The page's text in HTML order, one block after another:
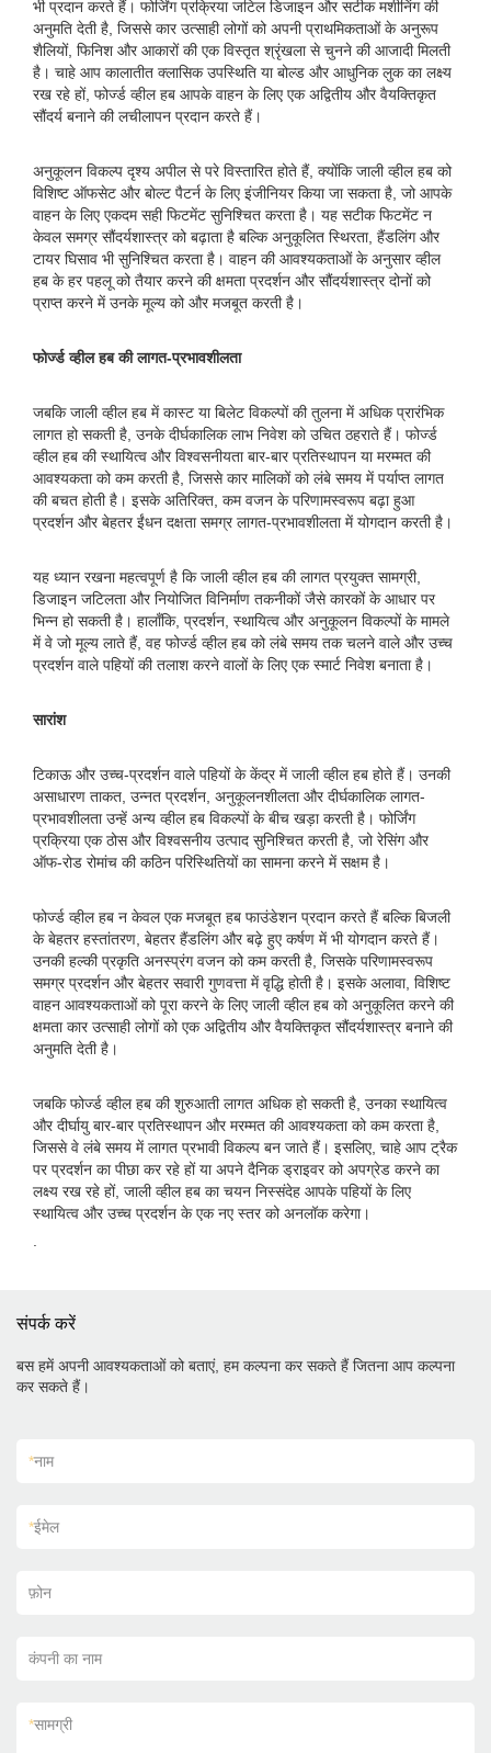
भी प्रदान करते हैं। फोर्जिंग प्रक्रिया जटिल डिजाइन और सटीक मशीनिंग की
अनुमति देती है, जिससे कार उत्साही लोगों को अपनी प्राथमिकताओं के अनुरूप
शैलियों, फिनिश और आकारों की एक विस्तृत श्रृंखला से चुनने की आजादी मिलती
है। चाहे आप कालातीत क्लासिक उपस्थिति या बोल्ड और आधुनिक लुक का लक्ष्य
रख रहे हों, फोर्ज्ड व्हील हब आपके वाहन के लिए एक अद्वितीय और वैयक्तिकृत
सौंदर्य बनाने की लचीलापन प्रदान करते हैं।
अनुकूलन विकल्प दृश्य अपील से परे विस्तारित होते हैं, क्योंकि जाली व्हील हब को
विशिष्ट ऑफसेट और बोल्ट पैटर्न के लिए इंजीनियर किया जा सकता है, जो आपके
वाहन के लिए एकदम सही फिटमेंट सुनिश्चित करता है। यह सटीक फिटमेंट न
केवल समग्र सौंदर्यशास्त्र को बढ़ाता है बल्कि अनुकूलित स्थिरता, हैंडलिंग और
टायर घिसाव भी सुनिश्चित करता है। वाहन की आवश्यकताओं के अनुसार व्हील
हब के हर पहलू को तैयार करने की क्षमता प्रदर्शन और सौंदर्यशास्त्र दोनों को
प्राप्त करने में उनके मूल्य को और मजबूत करती है।
फोर्ज्ड व्हील हब की लागत-प्रभावशीलता
जबकि जाली व्हील हब में कास्ट या बिलेट विकल्पों की तुलना में अधिक प्रारंभिक
लागत हो सकती है, उनके दीर्घकालिक लाभ निवेश को उचित ठहराते हैं। फोर्ज्ड
व्हील हब की स्थायित्व और विश्वसनीयता बार-बार प्रतिस्थापन या मरम्मत की
आवश्यकता को कम करती है, जिससे कार मालिकों को लंबे समय में पर्याप्त लागत
की बचत होती है। इसके अतिरिक्त, कम वजन के परिणामस्वरूप बढ़ा हुआ
प्रदर्शन और बेहतर ईंधन दक्षता समग्र लागत-प्रभावशीलता में योगदान करती है।
यह ध्यान रखना महत्वपूर्ण है कि जाली व्हील हब की लागत प्रयुक्त सामग्री,
डिजाइन जटिलता और नियोजित विनिर्माण तकनीकों जैसे कारकों के आधार पर
भिन्न हो सकती है। हालाँकि, प्रदर्शन, स्थायित्व और अनुकूलन विकल्पों के मामले
में वे जो मूल्य लाते हैं, वह फोर्ज्ड व्हील हब को लंबे समय तक चलने वाले और उच्च
प्रदर्शन वाले पहियों की तलाश करने वालों के लिए एक स्मार्ट निवेश बनाता है।
सारांश
टिकाऊ और उच्च-प्रदर्शन वाले पहियों के केंद्र में जाली व्हील हब होते हैं। उनकी
असाधारण ताकत, उन्नत प्रदर्शन, अनुकूलनशीलता और दीर्घकालिक लागत-
प्रभावशीलता उन्हें अन्य व्हील हब विकल्पों के बीच खड़ा करती है। फोर्जिंग
प्रक्रिया एक ठोस और विश्वसनीय उत्पाद सुनिश्चित करती है, जो रेसिंग और
ऑफ-रोड रोमांच की कठिन परिस्थितियों का सामना करने में सक्षम है।
फोर्ज्ड व्हील हब न केवल एक मजबूत हब फाउंडेशन प्रदान करते हैं बल्कि बिजली
के बेहतर हस्तांतरण, बेहतर हैंडलिंग और बढ़े हुए कर्षण में भी योगदान करते हैं।
उनकी हल्की प्रकृति अनस्प्रंग वजन को कम करती है, जिसके परिणामस्वरूप
समग्र प्रदर्शन और बेहतर सवारी गुणवत्ता में वृद्धि होती है। इसके अलावा, विशिष्ट
वाहन आवश्यकताओं को पूरा करने के लिए जाली व्हील हब को अनुकूलित करने की
क्षमता कार उत्साही लोगों को एक अद्वितीय और वैयक्तिकृत सौंदर्यशास्त्र बनाने की
अनुमति देती है।
जबकि फोर्ज्ड व्हील हब की शुरुआती लागत अधिक हो सकती है, उनका स्थायित्व
और दीर्घायु बार-बार प्रतिस्थापन और मरम्मत की आवश्यकता को कम करता है,
जिससे वे लंबे समय में लागत प्रभावी विकल्प बन जाते हैं। इसलिए, चाहे आप ट्रैक
पर प्रदर्शन का पीछा कर रहे हों या अपने दैनिक ड्राइवर को अपग्रेड करने का
लक्ष्य रख रहे हों, जाली व्हील हब का चयन निस्संदेह आपके पहियों के लिए
स्थायित्व और उच्च प्रदर्शन के एक नए स्तर को अनलॉक करेगा।
संपर्क करें
बस हमें अपनी आवश्यकताओं को बताएं, हम कल्पना कर सकते हैं जितना आप कल्पना
कर सकते हैं।
*नाम
*ईमेल
फ़ोन
कंपनी का नाम
*सामग्री